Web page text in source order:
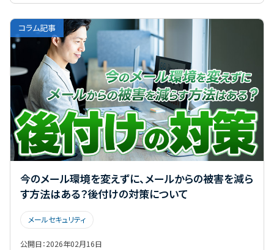
コラム記事
今のメール環境を変えずに、メールからの被害を減ら
す方法はある？後付けの対策について
メールセキュリティ
公開日：2026年02月16日